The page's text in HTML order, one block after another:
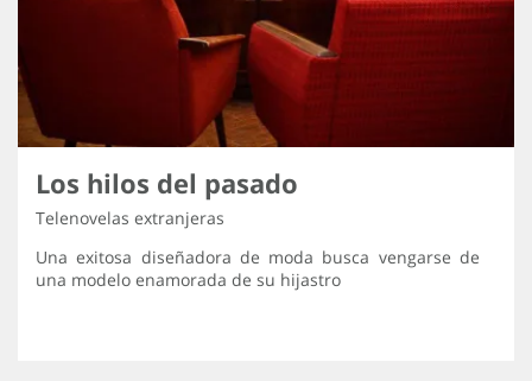
Los hilos del pasado
Telenovelas extranjeras
Una exitosa diseñadora de moda busca vengarse de
una modelo enamorada de su hijastro